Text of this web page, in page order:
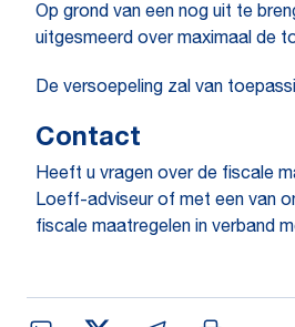
Op grond van een nog uit te
uitgesmeerd over maximaal de
De versoepeling zal van
Contact
Heeft u vragen over de fiscale
Loeff-adviseur of met een van
fiscale maatregelen in verband